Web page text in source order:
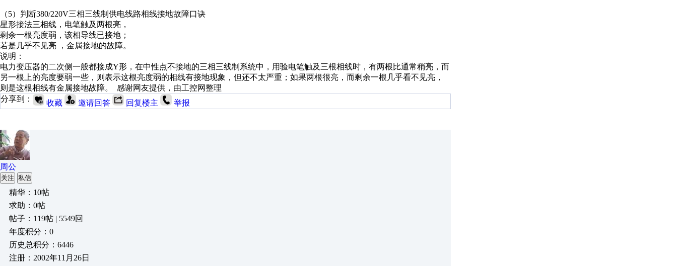
（5）判断380/220V三相三线制供电线路相线接地故障口诀
星形接法三相线，电笔触及两根亮，
剩余一根亮度弱，该相导线已接地；
若是几乎不见亮 ，金属接地的故障。
说明：
电力变压器的二次侧一般都接成Y形，在中性点不接地的三相三线制系统中，用验电笔触及三根相线时，有两根比通常稍亮，而
另一根上的亮度要弱一些，则表示这根亮度弱的相线有接地现象，但还不太严重；如果两根很亮，而剩余一根几乎看不见亮，
则是这根相线有金属接地故障。 感谢网友提供，由工控网整理
分享到：
收藏 邀请回答 回复楼主 举报
周公
关注 私信
精华：10帖
求助：0帖
帖子：119帖 | 5549回
年度积分：0
历史总积分：6446
注册：2002年11月26日